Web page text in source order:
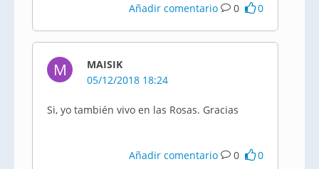
Añadir comentario 0 0
M
MAISIK
05/12/2018 18:24
Si, yo también vivo en las Rosas. Gracias
Añadir comentario 0 0